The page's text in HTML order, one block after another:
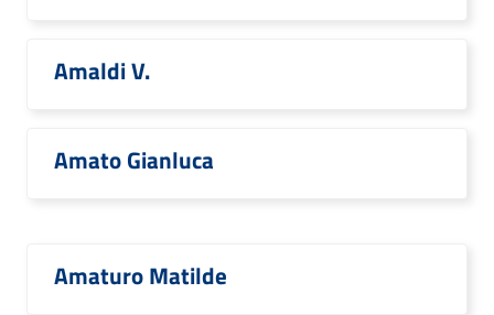
Amaldi V.
Amato Gianluca
Amaturo Matilde